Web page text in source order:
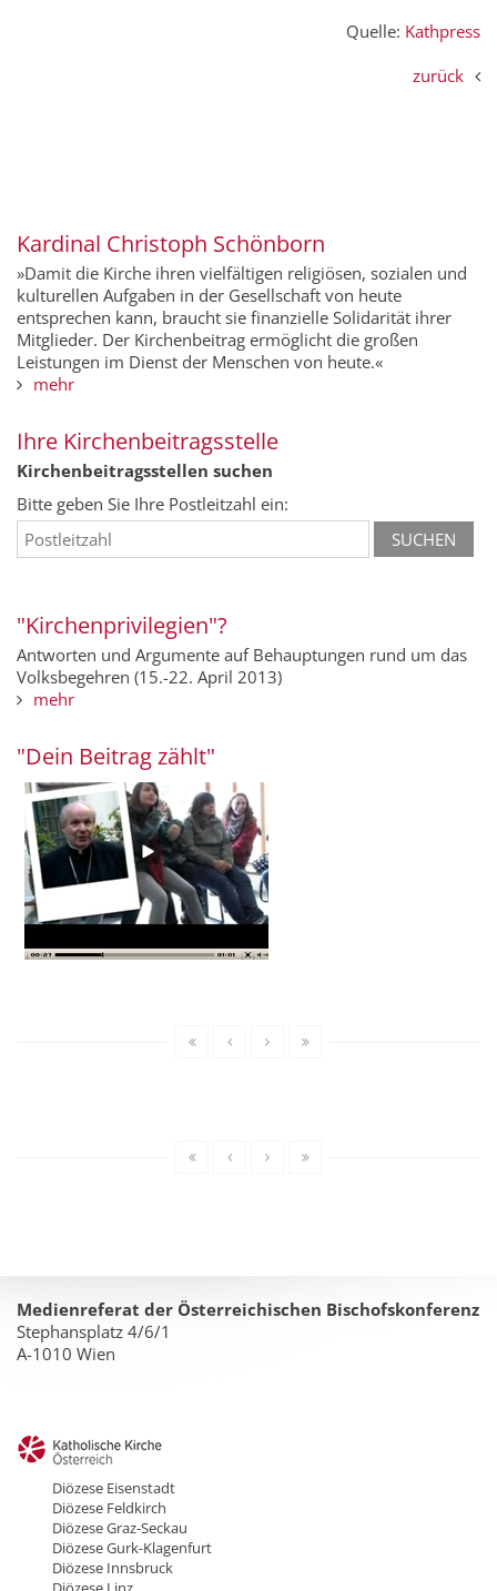
Quelle: Kathpress
zurück
Kardinal Christoph Schönborn
»Damit die Kirche ihren vielfältigen religiösen, sozialen und
kulturellen Aufgaben in der Gesellschaft von heute
entsprechen kann, braucht sie finanzielle Solidarität ihrer
Mitglieder. Der Kirchenbeitrag ermöglicht die großen
Leistungen im Dienst der Menschen von heute.«
mehr
Ihre Kirchenbeitragsstelle
Kirchenbeitragsstellen suchen
Bitte geben Sie Ihre Postleitzahl ein:
"Kirchenprivilegien"?
Antworten und Argumente auf Behauptungen rund um das
Volksbegehren (15.-22. April 2013)
mehr
"Dein Beitrag zählt"
Medienreferat der Österreichischen Bischofskonferenz
Stephansplatz 4/6/1
A-1010 Wien
Diözese Eisenstadt
Diözese Feldkirch
Diözese Graz-Seckau
Diözese Gurk-Klagenfurt
Diözese Innsbruck